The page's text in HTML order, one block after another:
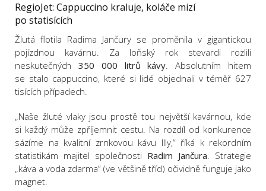
RegioJet: Cappuccino kraluje, koláče mizí
po statisících
Žlutá flotila Radima Jančury se proměnila v gigantickou
pojízdnou kavárnu. Za loňský rok stevardi rozlili
neskutečných 350 000 litrů kávy. Absolutním hitem
se stalo cappuccino, které si lidé objednali v téměř 627
tisících případech.
„Naše žluté vlaky jsou prostě tou největší kavárnou, kde
si každý může zpříjemnit cestu. Na rozdíl od konkurence
sázíme na kvalitní zrnkovou kávu Illy,“ říká k rekordním
statistikám majitel společnosti Radim Jančura. Strategie
„káva a voda zdarma“ (ve většině tříd) očividně funguje jako
magnet.